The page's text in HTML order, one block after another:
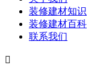
装修建材知识
装修建材百科
联系我们
